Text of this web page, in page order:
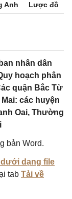
Anh Lược đồ
nhân dân
hoạch phân
quận Bắc Từ
các huyện
Oai, Thường
bản Word.
dạng file
tab Tải về